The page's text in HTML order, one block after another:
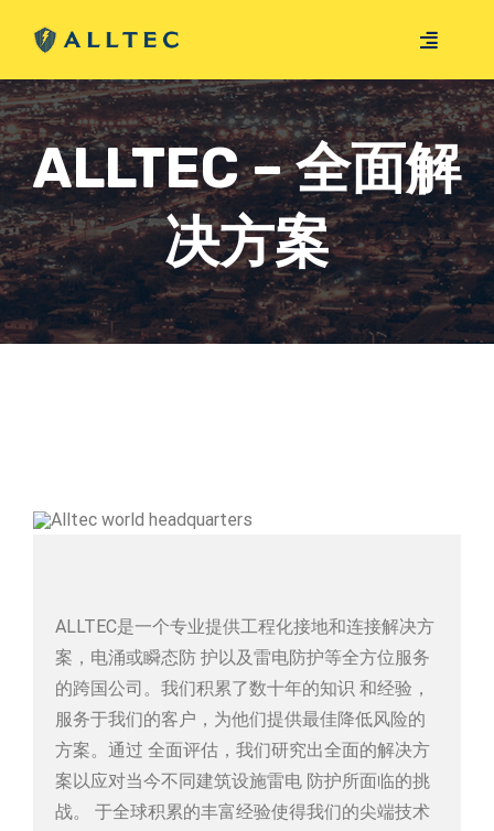
contenido
de
About Us
About Us
Our Clients
Careers
Solutions
Grounding & Bonding
TerraBar
TerraDyne
Surge Suppression
Weatherproof/Outdoor SPDs
ADSrm Series
ADSx Series
PT-RD AC Series
KSB LJ8 Series
KSBT SC Series
KSB LC Series
Lightning Protection
Traditional
Industries
Resources
Articles Contact
ALLTEC – 全面解
决方案
ALLTEC是一个专业提供工程化接地和连接解决方
案，电涌或瞬态防 护以及雷电防护等全方位服务
的跨国公司。我们积累了数十年的知识 和经验，
服务于我们的客户，为他们提供最佳降低风险的
方案。通过 全面评估，我们研究出全面的解决方
案以应对当今不同建筑设施雷电 防护所面临的挑
战。 于全球积累的丰富经验使得我们的尖端技术